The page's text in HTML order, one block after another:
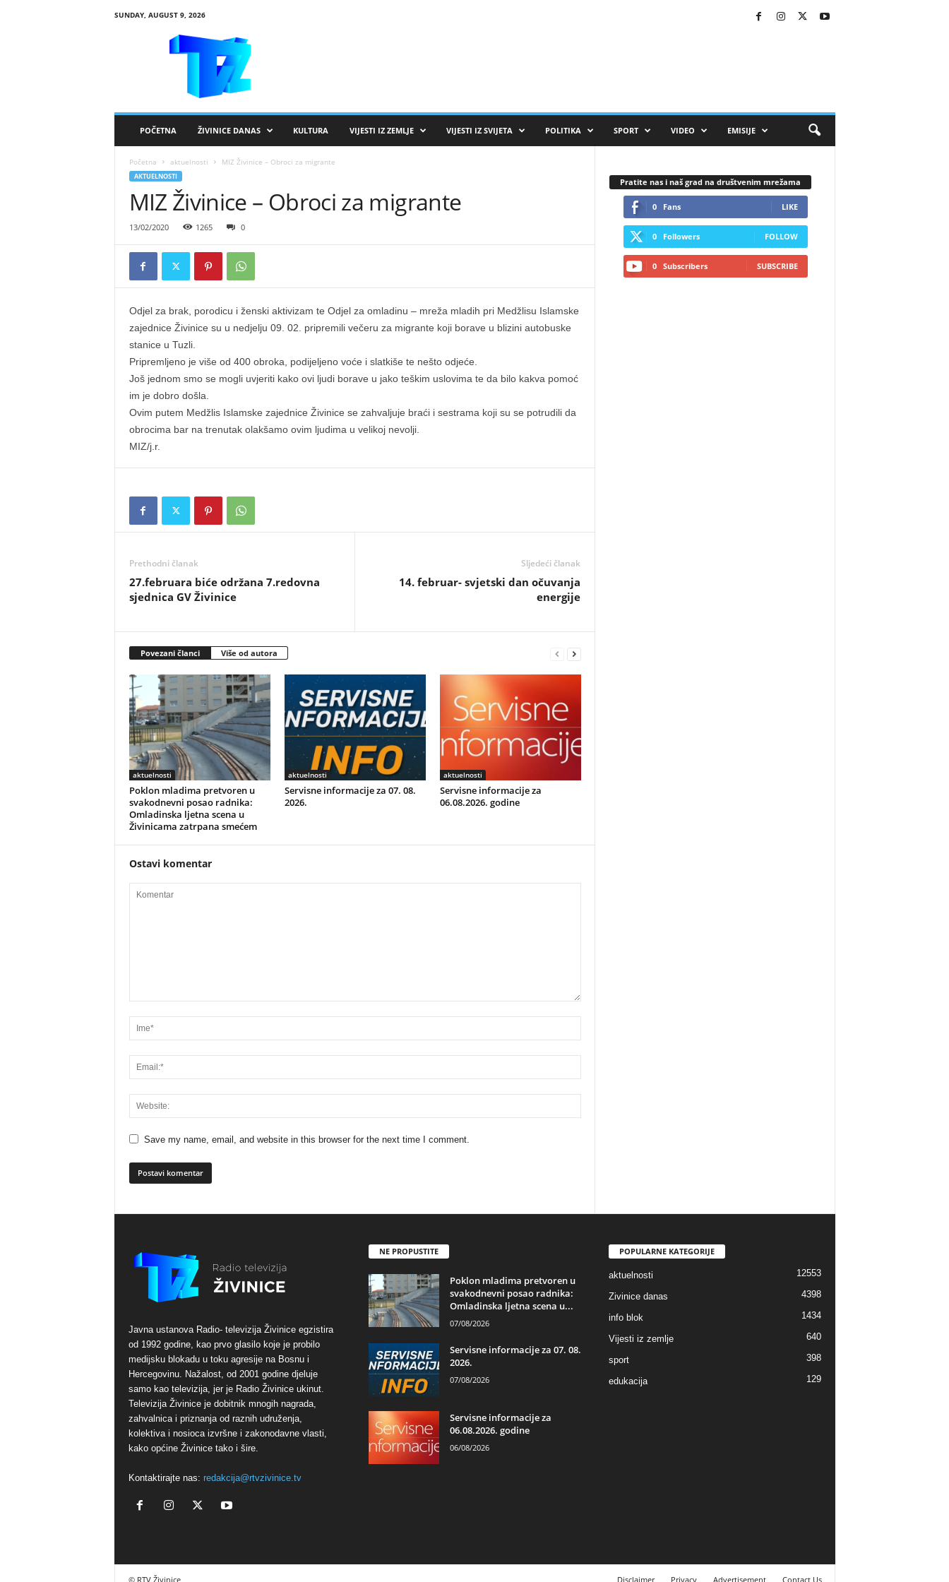
SUNDAY, AUGUST 9, 2026
POČETNA ŽIVINICE DANAS KULTURA VIJESTI IZ ZEMLJE VIJESTI IZ SVIJETA POLITIKA SPORT VIDEO EMISIJE
Početna aktuelnosti MIZ Živinice – Obroci za migrante
AKTUELNOSTI
MIZ Živinice – Obroci za migrante
13/02/2020 1265 0
Odjel za brak, porodicu i ženski aktivizam te Odjel za omladinu – mreža mladih pri Medžlisu Islamske
zajednice Živinice su u nedjelju 09. 02. pripremili večeru za migrante koji borave u blizini autobuske
stanice u Tuzli.
Pripremljeno je više od 400 obroka, podijeljeno voće i slatkiše te nešto odjeće.
Još jednom smo se mogli uvjeriti kako ovi ljudi borave u jako teškim uslovima te da bilo kakva pomoć
im je dobro došla.
Ovim putem Medžlis Islamske zajednice Živinice se zahvaljuje braći i sestrama koji su se potrudili da
obrocima bar na trenutak olakšamo ovim ljudima u velikoj nevolji.
MIZ/j.r.
Prethodni članak
27.februara biće održana 7.redovna
sjednica GV Živinice
Sljedeći članak
14. februar- svjetski dan očuvanja
energije
Povezani članci Više od autora
aktuelnosti
Poklon mladima pretvoren u
svakodnevni posao radnika:
Omladinska ljetna scena u
Živinicama zatrpana smećem
aktuelnosti
Servisne informacije za 07. 08.
2026.
aktuelnosti
Servisne informacije za
06.08.2026. godine
Ostavi komentar
Save my name, email, and website in this browser for the next time I comment.
Pratite nas i naš grad na društvenim mrežama
0 Fans LIKE
0 Followers FOLLOW
0 Subscribers SUBSCRIBE
Javna ustanova Radio- televizija Živinice egzistira
od 1992 godine, kao prvo glasilo koje je probilo
medijsku blokadu u toku agresije na Bosnu i
Hercegovinu. Nažalost, od 2001 godine djeluje
samo kao televizija, jer je Radio Živinice ukinut.
Televizija Živinice je dobitnik mnogih nagrada,
zahvalnica i priznanja od raznih udruženja,
kolektiva i nosioca izvršne i zakonodavne vlasti,
kako općine Živinice tako i šire.
Kontaktirajte nas: redakcija@rtvzivinice.tv
NE PROPUSTITE
Poklon mladima pretvoren u
svakodnevni posao radnika:
Omladinska ljetna scena u...
07/08/2026
Servisne informacije za 07. 08.
2026.
07/08/2026
Servisne informacije za
06.08.2026. godine
06/08/2026
POPULARNE KATEGORIJE
aktuelnosti 12553
Zivinice danas 4398
info blok 1434
Vijesti iz zemlje 640
sport 398
edukacija 129
Disclaimer Privacy Advertisement Contact Us
© RTV Živinice